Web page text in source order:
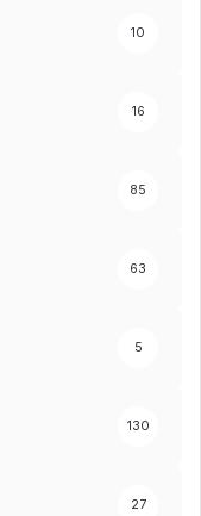
10
16
85
63
5
130
27